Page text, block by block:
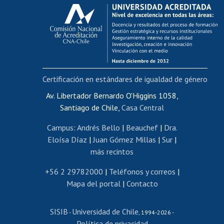
Calificación académica
Postulación al AUCAI
Funcionarias/os
Cursos internos de capacitación
Bienestar del personal
Portal de movilidad interna
Certificado de renta
Certificado de renta honorarios
Editar páginas blancas
Extranjeras/os
Revalidación y reconocimiento de títulos
Postulación al Programa de Movilidad Estudiantil
Cursos de español
Av. Libertador Bernardo O'Higgins 1058,
Santiago de Chile, Casa Central
Campus: Andrés Bello | Beauchef| Dra.
Eloísa Díaz | Juan Gómez Millas | Sur |
más recintos
+56 2 29782000 | Teléfonos y correos |
Mapa del portal| Contacto
SISIB - Universidad de Chile , 1994-2026 -
Certificación en estándares de igualdad de género